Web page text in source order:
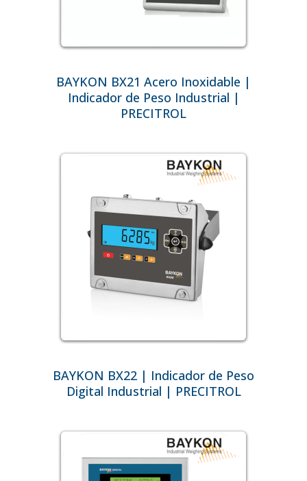
BAYKON BX21 Acero Inoxidable |
Indicador de Peso Industrial |
PRECITROL
BAYKON BX22 | Indicador de Peso
Digital Industrial | PRECITROL